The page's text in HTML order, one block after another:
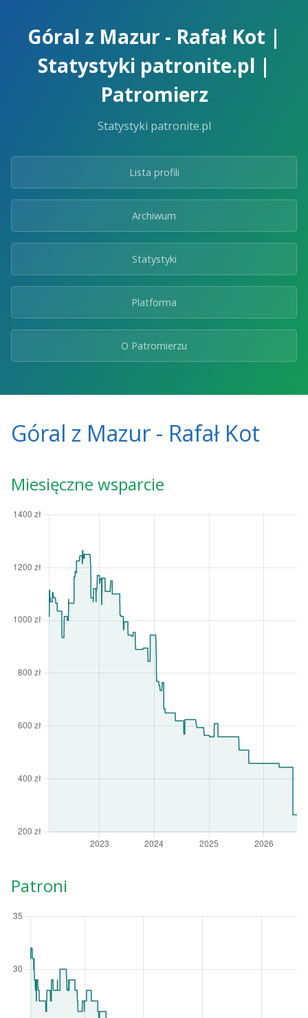
Góral z Mazur - Rafał Kot |
Statystyki patronite.pl |
Patromierz
Statystyki patronite.pl
Lista profili
Archiwum
Statystyki
Platforma
O Patromierzu
Góral z Mazur - Rafał Kot
Miesięczne wsparcie
Patroni